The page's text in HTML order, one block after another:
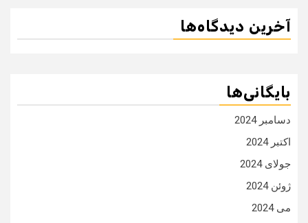
آخرین دیدگاه‌ها
بایگانی‌ها
دسامبر 2024
اکتبر 2024
جولای 2024
ژوئن 2024
می 2024